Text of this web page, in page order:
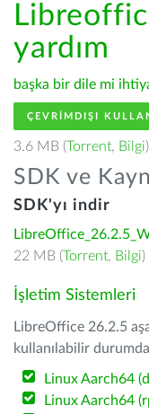
yardım
başka bir dile mi
ÇEVRIMDIŞI
3.6 MB (Torrent, Bilgi)
SDK ve
SDK'yı indir
22 MB (Torrent, Bilgi)
İşletim Sistemleri
LibreOffice 26.2.5
kullanılabilir
Linux Aarch64
Linux Aarch64